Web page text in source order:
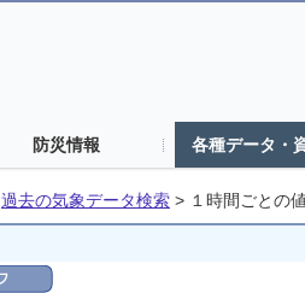
防災情報 各種データ・
過去の気象データ検索 > １時間ごとの